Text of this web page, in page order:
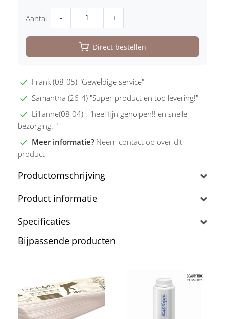
Aantal - +
Direct bestellen
Frank (08-05) "Geweldige service"
Samantha (26-4) "Super product en top levering!"
Lillianne(08-04) : "heel fijn geholpen!! en snelle
bezorging. "
Meer informatie? Neem contact op over dit
product
Productomschrijving
Product informatie
Specificaties
Bijpassende producten